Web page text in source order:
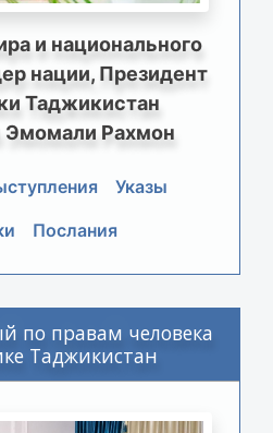
и национального
нации, Президент
Таджикистан
Рахмон
Указы
Послания
по правам человека
Таджикистан